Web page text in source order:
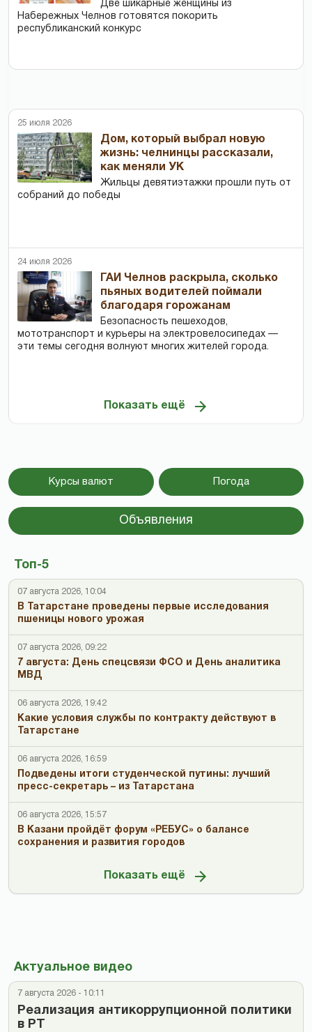
Две шикарные женщины из
Набережных Челнов готовятся покорить
республиканский конкурс
25 июля 2026
Дом, который выбрал новую
жизнь: челнинцы рассказали,
как меняли УК
Жильцы девятиэтажки прошли путь от
собраний до победы
24 июля 2026
ГАИ Челнов раскрыла, сколько
пьяных водителей поймали
благодаря горожанам
Безопасность пешеходов,
мототранспорт и курьеры на электровелосипедах —
эти темы сегодня волнуют многих жителей города.
Показать ещё
Курсы валют Погода
Объявления
Топ-5
07 августа 2026, 10:04
В Татарстане проведены первые исследования
пшеницы нового урожая
07 августа 2026, 09:22
7 августа: День спецсвязи ФСО и День аналитика
МВД
06 августа 2026, 19:42
Какие условия службы по контракту действуют в
Татарстане
06 августа 2026, 16:59
Подведены итоги студенческой путины: лучший
пресс-секретарь – из Татарстана
06 августа 2026, 15:57
В Казани пройдёт форум «РЕБУС» о балансе
сохранения и развития городов
Показать ещё
Актуальное видео
7 августа 2026 - 10:11
Реализация антикоррупционной политики
в РТ